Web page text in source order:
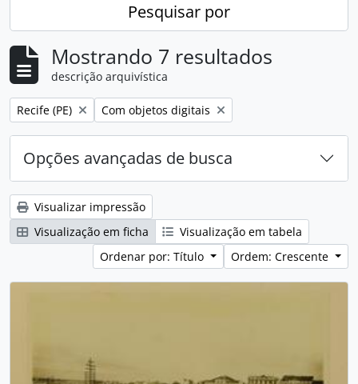
Pesquisar por
Mostrando 7 resultados
descrição arquivística
Remover filtro:
Recife (PE) Remover filtro:
Com objetos digitais
Opções avançadas de busca
Visualizar impressão
Visualização em ficha
Visualização em tabela
Ordenar por: Título
Ordem: Crescente